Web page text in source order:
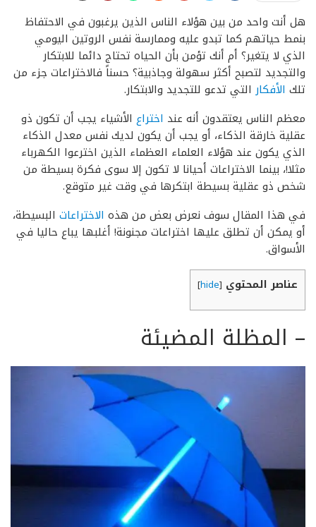
هل أنت واحد من بين هؤلاء الناس الذين يرغبون في الاحتفاظ
بنمط حياتهم كما تبدو عليه وممارسة نفس الروتين اليومي
الذي لا يتغير؟ أم أنك تؤمن بأن الحياه تحتاج دائما للابتكار
والتجديد لتصبح أكثر سهولة وجاذبية؟ حسناً فالاختراعات جزء من
تلك الأفكار التي تدعو للتجديد والابتكار.
معظم الناس يعتقدون أنه عند اختراع الأشياء يجب أن تكون ذو
عقلية خارقة الذكاء، أو يجب أن يكون لديك نفس معدل الذكاء
الذي يكون عند هؤلاء العلماء العظماء الذين اخترعوا الكهرباء
مثلا!، بينما الاختراعات أحيانا لا تكون إلا سوى فكرة بسيطة من
شخص ذو عقلية بسيطة ابتكرها في وقت غير متوقع.
في هذا المقال سوف نعرض بعض من هذه الاختراعات البسيطة،
أو يمكن أن تطلق عليها اختراعات مجنونة! أغلبها يباع حاليا في
الأسواق.
عناصر المحتوي [
hide
]
– المظلة المضيئة